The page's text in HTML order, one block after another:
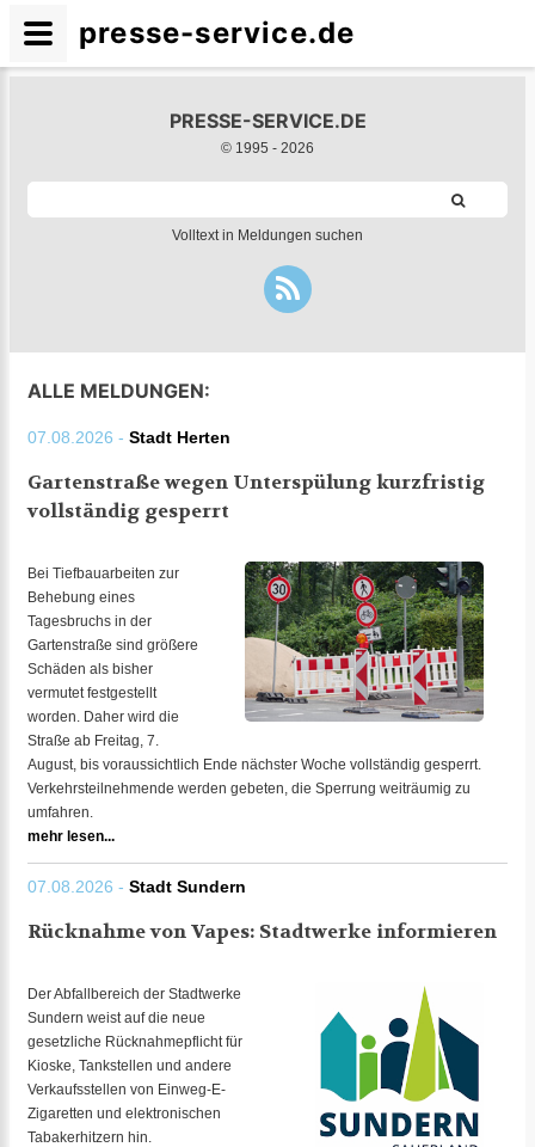
PRESSE-SERVICE.DE
© 1995 - 2026
Volltext in Meldungen suchen
ALLE MELDUNGEN:
07.08.2026 - Stadt Herten
Gartenstraße wegen Unterspülung kurzfristig
vollständig gesperrt
Bei Tiefbauarbeiten zur
Behebung eines
Tagesbruchs in der
Gartenstraße sind größere
Schäden als bisher
vermutet festgestellt
worden. Daher wird die
Straße ab Freitag, 7.
August, bis voraussichtlich Ende nächster Woche vollständig gesperrt.
Verkehrsteilnehmende werden gebeten, die Sperrung weiträumig zu
umfahren.
mehr lesen...
07.08.2026 - Stadt Sundern
Rücknahme von Vapes: Stadtwerke informieren
Der Abfallbereich der Stadtwerke
Sundern weist auf die neue
gesetzliche Rücknahmepflicht für
Kioske, Tankstellen und andere
Verkaufsstellen von Einweg-E-
Zigaretten und elektronischen
Tabakerhitzern hin.
presse-service.de